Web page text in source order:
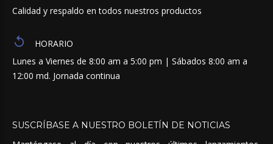
Calidad y respaldo en todos nuestros productos
HORARIO
Lunes a Viernes de 8:00 am a 5:00 pm | Sábados 8:00 am a
12:00 md. Jornada continua
SUSCRÍBASE A NUESTRO BOLETÍN DE NOTICIAS